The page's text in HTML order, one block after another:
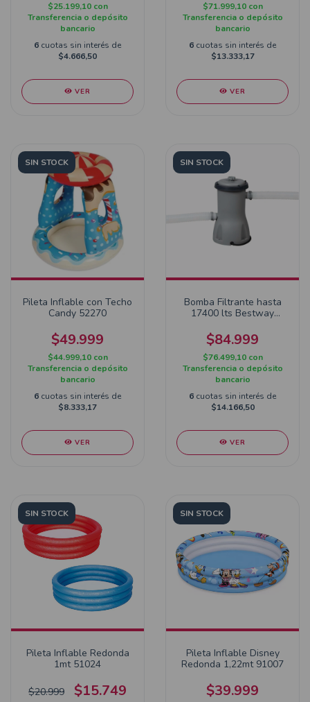
$25.199,10 con
Transferencia o depósito
bancario
6 cuotas sin interés de
$4.666,50
VER
$71.999,10 con
Transferencia o depósito
bancario
6 cuotas sin interés de
$13.333,17
VER
SIN STOCK
Pileta Inflable con Techo
Candy 52270
$49.999
$44.999,10 con
Transferencia o depósito
bancario
6 cuotas sin interés de
$8.333,17
VER
SIN STOCK
Bomba Filtrante hasta
17400 lts Bestway
$84.999
$76.499,10 con
Transferencia o depósito
bancario
6 cuotas sin interés de
$14.166,50
VER
SIN STOCK
Pileta Inflable Redonda
1mt 51024
$20.999 $15.749
SIN STOCK
Pileta Inflable Disney
Redonda 1,22mt 91007
$39.999